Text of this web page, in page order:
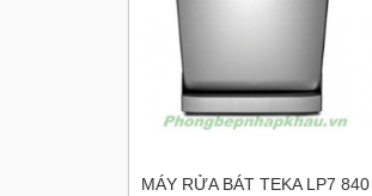
MÁY RỬA BÁT TEKA LP7 840